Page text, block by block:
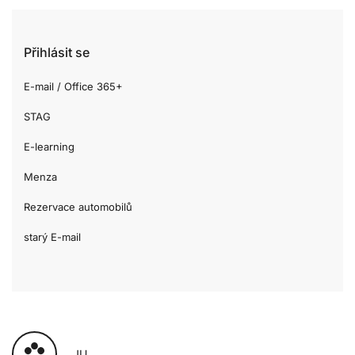
Přihlásit se
E-mail / Office 365+
STAG
E-learning
Menza
Rezervace automobilů
starý E-mail